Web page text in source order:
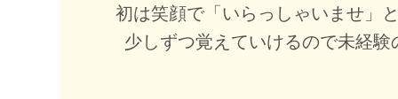
初は笑顔で「いらっしゃいませ」
少しずつ覚えていけるので未経験